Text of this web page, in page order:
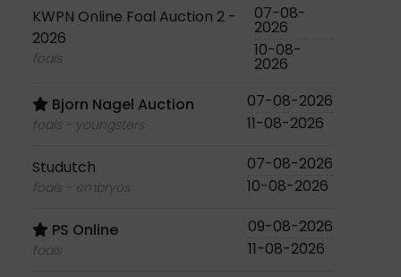
KWPN Online Foal Auction 2 -
2026
foals
07-08-
2026
10-08-
2026
Bjorn Nagel Auction
foals - youngsters
07-08-2026
11-08-2026
Studutch
foals - embryos
07-08-2026
10-08-2026
PS Online
foals
09-08-2026
11-08-2026